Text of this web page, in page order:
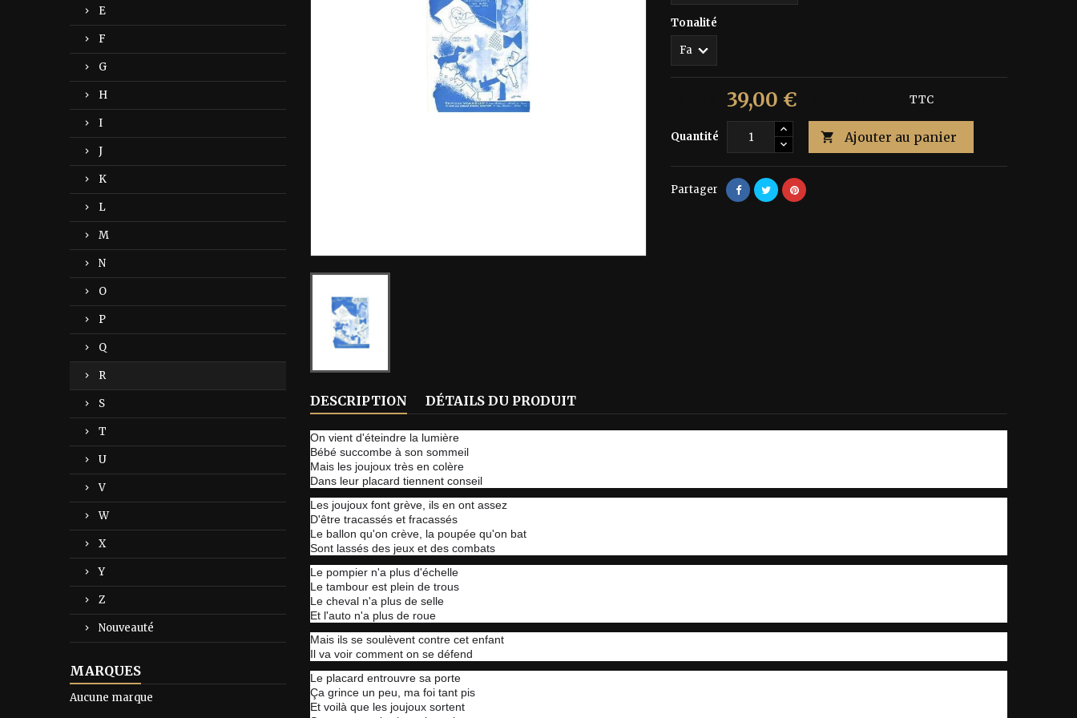
E
F
G
H
I
J
K
L
M
N
O
P
Q
R
S
T
U
V
W
X
Y
Z
Nouveauté
MARQUES
Aucune marque
Tonalité
39,00 € TTC
Quantité  Ajouter au panier
Partager
DESCRIPTION DÉTAILS DU PRODUIT
On vient d'éteindre la lumière
Bébé succombe à son sommeil
Mais les joujoux très en colère
Dans leur placard tiennent conseil
Les joujoux font grève, ils en ont assez
D'être tracassés et fracassés
Le ballon qu'on crève, la poupée qu'on bat
Sont lassés des jeux et des combats
Le pompier n'a plus d'échelle
Le tambour est plein de trous
Le cheval n'a plus de selle
Et l'auto n'a plus de roue
Mais ils se soulèvent contre cet enfant
Il va voir comment on se défend
Le placard entrouvre sa porte
Ça grince un peu, ma foi tant pis
Et voilà que les joujoux sortent